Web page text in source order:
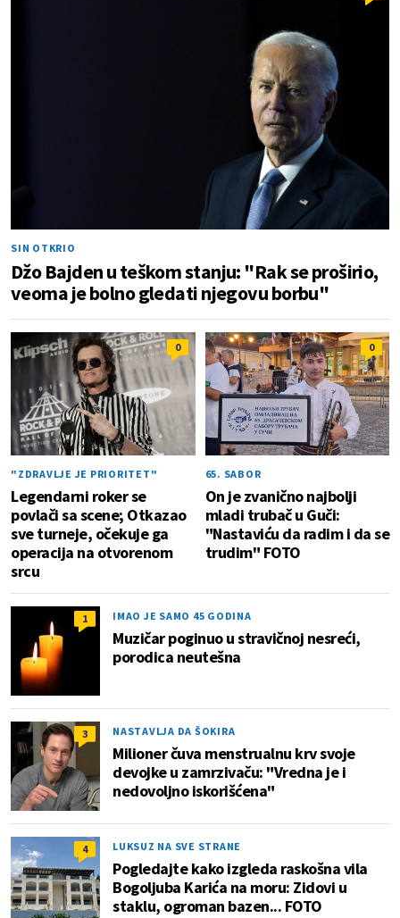
SIN OTKRIO
Džo Bajden u teškom stanju: "Rak se proširio,
veoma je bolno gledati njegovu borbu"
0
"ZDRAVLJE JE PRIORITET"
Legendarni roker se
povlači sa scene; Otkazao
sve turneje, očekuje ga
operacija na otvorenom
srcu
0
65. SABOR
On je zvanično najbolji
mladi trubač u Guči:
"Nastaviću da radim i da se
trudim" FOTO
1 IMAO JE SAMO 45 GODINA
Muzičar poginuo u stravičnoj nesreći,
porodica neutešna
3 NASTAVLJA DA ŠOKIRA
Milioner čuva menstrualnu krv svoje
devojke u zamrzivaču: "Vredna je i
nedovoljno iskorišćena"
4 LUKSUZ NA SVE STRANE
Pogledajte kako izgleda raskošna vila
Bogoljuba Karića na moru: Zidovi u
staklu, ogroman bazen... FOTO